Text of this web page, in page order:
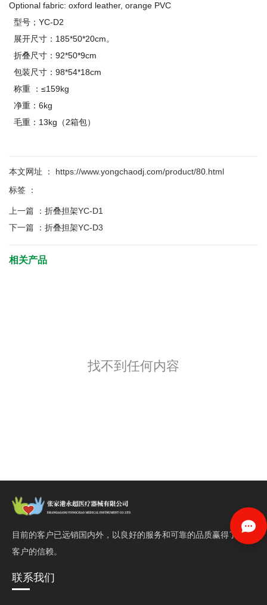
Optional fabric: oxford leather, orange PVC
型号；YC-D2
展开尺寸：185*50*20cm。
折叠尺寸：92*50*9cm
包装尺寸：98*54*18cm
称重 ：≤159kg
净重：6kg
毛重：13kg（2箱包）
本文网址 ： https://www.yongchaodj.com/product/80.html
标签 ：
上一篇 ： 折叠担架YC-D1
下一篇 ： 折叠担架YC-D3
相关产品
找不到任何内容
目前的客户已远销国内外，以良好的服务和可靠的品质赢得了
客户的信赖。
联系我们